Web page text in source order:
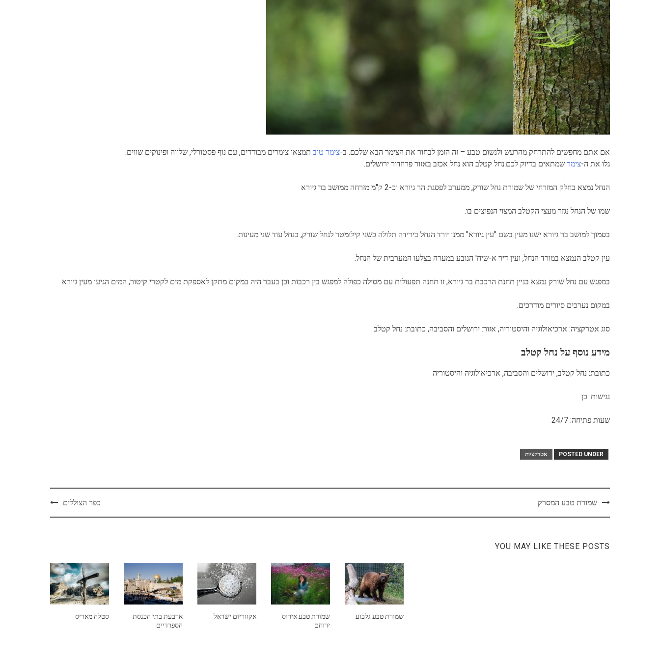
אם אתם מחפשים להתרחק מהרעש ולנשום טבע – זה הזמן לבחור את הצימר הבא שלכם. ב-צימר טוב תמצאו צימרים מבודדים, עם נוף פסטורלי, שלווה ופינוקים שווים.
גלו את ה-צימר שמתאים בדיוק לכם.נחל קטלב הוא נחל אכזב באזור פרוזדור ירושלים.
הנחל נמצא בחלק המזרחי של שמורת נחל שורק, ממערב לפסגת הר גיורא וכ-2 ק"מ מזרחה ממושב בר גיורא
שמו של הנחל נגזר מעצי הקטלב המצוי הנפוצים בו.
בסמוך למושב בר גיורא ישנו מעין בשם "עין גיורא" ממנו יורד הנחל בירידה תלולה כשני קילומטר לנחל שורק, בנחל עוד שני מעינות.
עין קטלב הנמצא במורד הנחל, ועין דיר א-שיח' הנובע במערה בצלעו המערבית של הנחל.
במפגש עם נחל שורק נמצא בניין תחנת הרכבת בר גיורא, זו תחנה תפעולית עם מסילה כפולה למפגש בין רכבות וכן בעבר היה במקום מתקן לאספקת מים לקטרי קיטור, המים הגיעו מעין גיורא.
במקום נערכים סיורים מודרכים.
סוג אטרקציה: ארכיאולוגיה והיסטוריה, אזור: ירושלים והסביבה, כתובת: נחל קטלב
מידע נוסף על נחל קטלב
כתובת: נחל קטלב, ירושלים והסביבה, ארכיאולוגיה והיסטוריה
נגישות: כן
שעות פתיחה: 24/7
POSTED UNDER אטרקציות
Postשמורת טבע המסרק כפר הצוללים
YOU MAY LIKE THESE POSTS
סטלה מאריס
ארבעת בתי הכנסת
הספרדיים
אקווריום ישראל
שמורת טבע אירוס
ירוחם
שמורת טבע גלבוע